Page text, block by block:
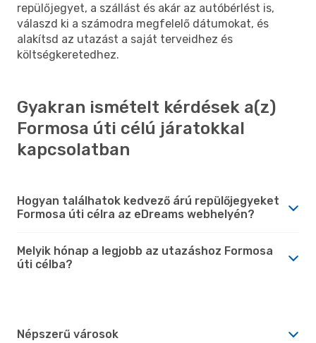
repülőjegyet, a szállást és akár az autóbérlést is,
válaszd ki a számodra megfelelő dátumokat, és
alakítsd az utazást a saját terveidhez és
költségkeretedhez.
Gyakran ismételt kérdések a(z)
Formosa úti célú járatokkal
kapcsolatban
Hogyan találhatok kedvező árú repülőjegyeket
Formosa úti célra az eDreams webhelyén?
Melyik hónap a legjobb az utazáshoz Formosa
úti célba?
Népszerű városok